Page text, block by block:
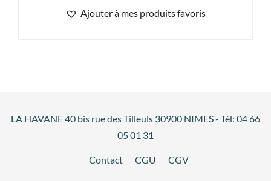
Ajouter à mes produits favoris
LA HAVANE 40 bis rue des Tilleuls 30900 NIMES - Tél: 04 66
05 01 31
Contact CGU CGV